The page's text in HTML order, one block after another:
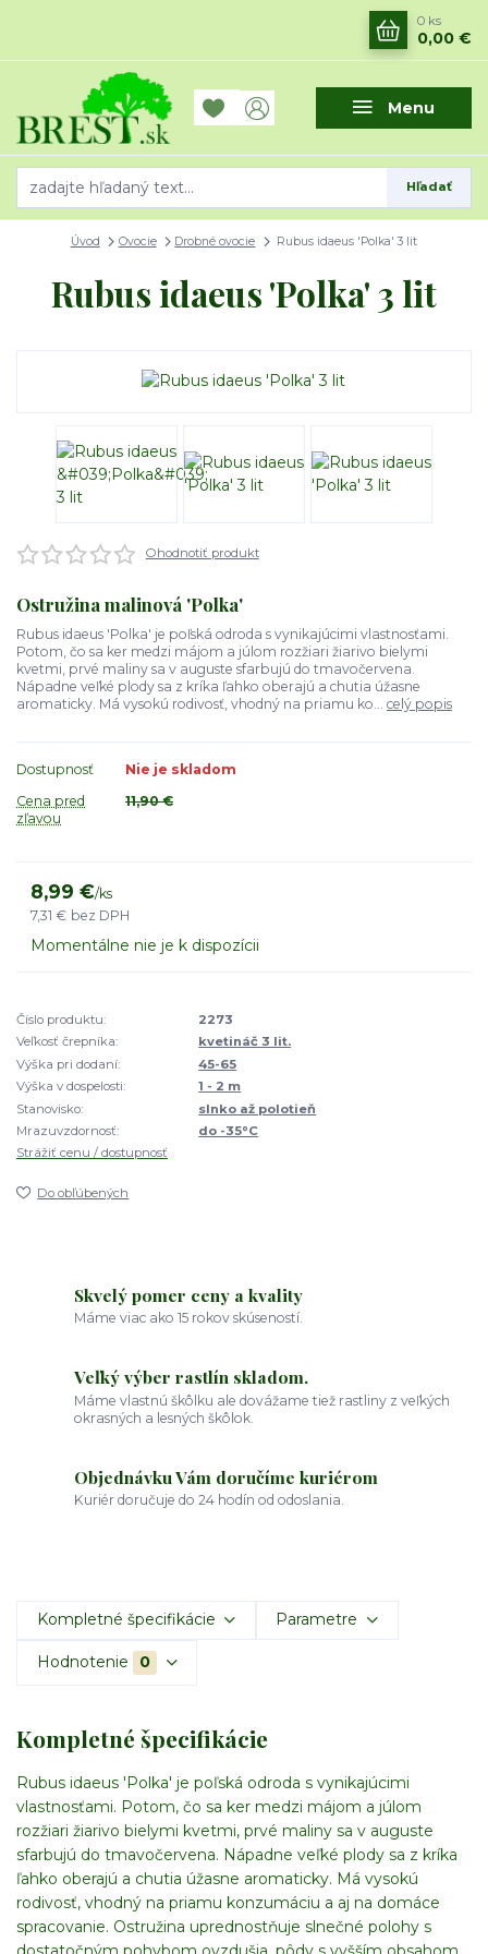
Menu
Hľadať
0 ks
0,00 €
Úvod Ovocie Drobné ovocie Rubus idaeus 'Polka' 3 lit
Rubus idaeus 'Polka' 3 lit
Ohodnotiť produkt
Ostružina malinová 'Polka'
Rubus idaeus 'Polka' je poľská odroda s vynikajúcimi vlastnosťami.
Potom, čo sa ker medzi májom a júlom rozžiari žiarivo bielymi
kvetmi, prvé maliny sa v auguste sfarbujú do tmavočervena.
Nápadne veľké plody sa z kríka ľahko oberajú a chutia úžasne
aromaticky. Má vysokú rodivosť, vhodný na priamu ko... celý popis
Dostupnosť
Nie je skladom
Cena pred
zľavou
11,90 €
8,99 €/ks
7,31 € bez DPH
Momentálne nie je k dispozícii
Číslo produktu:
2273
Veľkosť črepníka:
kvetináč 3 lit.
Výška pri dodaní:
45-65
Výška v dospelosti:
1 - 2 m
Stanovisko:
slnko až polotieň
Mrazuvzdornosť:
do -35°C
Strážiť cenu / dostupnosť
Do obľúbených
Skvelý pomer ceny a kvality
Máme viac ako 15 rokov skúseností.
Veľký výber rastlín skladom.
Máme vlastnú škôlku ale dovážame tiež rastliny z veľkých
okrasných a lesných škôlok.
Objednávku Vám doručíme kuriérom
Kuriér doručuje do 24 hodín od odoslania.
Kompletné špecifikácie Parametre
Hodnotenie 0
Kompletné špecifikácie
Rubus idaeus 'Polka' je poľská odroda s vynikajúcimi
vlastnosťami. Potom, čo sa ker medzi májom a júlom
rozžiari žiarivo bielymi kvetmi, prvé maliny sa v auguste
sfarbujú do tmavočervena. Nápadne veľké plody sa z kríka
ľahko oberajú a chutia úžasne aromaticky. Má vysokú
rodivosť, vhodný na priamu konzumáciu a aj na domáce
spracovanie. Ostružina uprednostňuje slnečné polohy s